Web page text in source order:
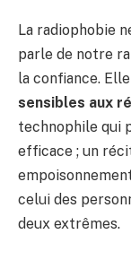
La radiophobie
parle de notre
la confiance.
sensibles aux
technophile qui
efficace ; un
celui des
deux extrêmes.